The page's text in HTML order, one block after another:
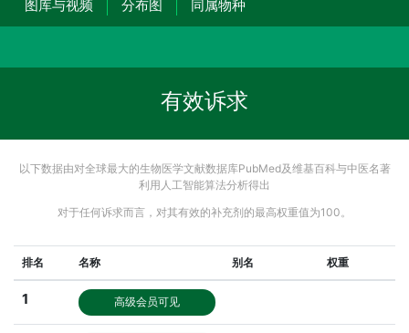
图库与视频
分布图 同属物种
有效诉求
以下数据由对全球最大的生物医学文献数据库PubMed及维基百科与中医名著
利用人工智能算法分析得出
对于任何诉求而言，对其有效的补充剂的最高权重值为100。
排名 名称 别名 权重
1 高级会员可见